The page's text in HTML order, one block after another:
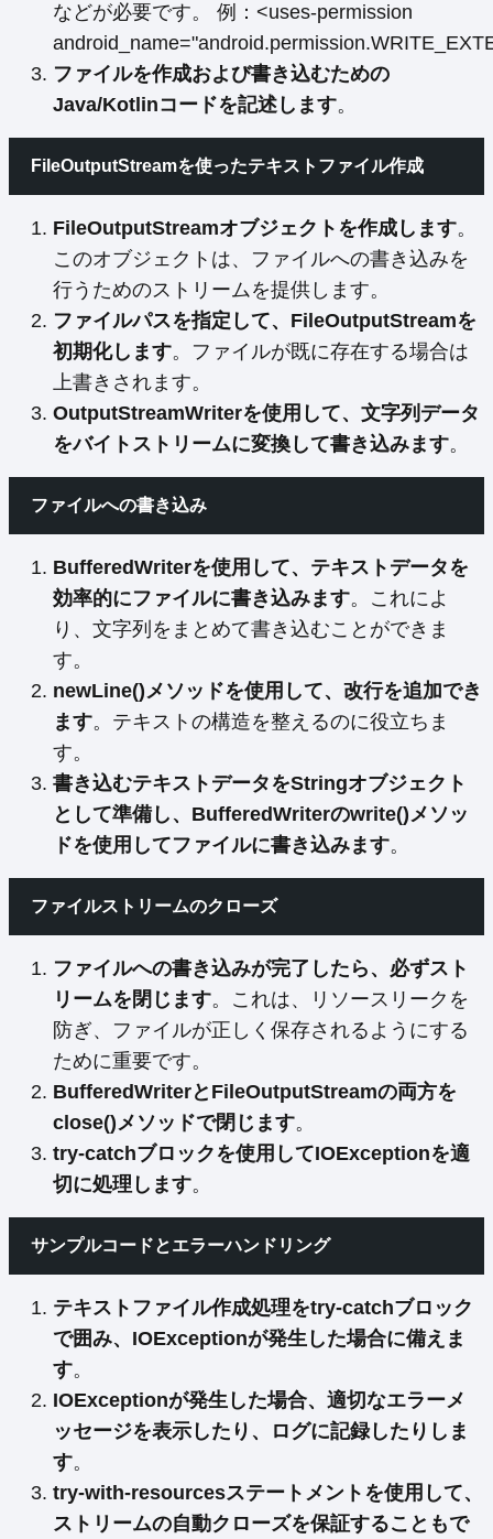
などが必要です。 例：<uses-permission
ファイルを作成および書き込むための
Java/Kotlinコードを記述します。
FileOutputStreamを使ったテキストファイル作成
FileOutputStreamオブジェクトを作成します。
このオブジェクトは、ファイルへの書き込みを
行うためのストリームを提供します。
ファイルパスを指定して、FileOutputStreamを
初期化します。ファイルが既に存在する場合は
上書きされます。
OutputStreamWriterを使用して、文字列データ
をバイトストリームに変換して書き込みます。
ファイルへの書き込み
BufferedWriterを使用して、テキストデータを
効率的にファイルに書き込みます。これによ
り、文字列をまとめて書き込むことができま
す。
newLine()メソッドを使用して、改行を追加でき
ます。テキストの構造を整えるのに役立ちま
す。
書き込むテキストデータをStringオブジェクト
として準備し、BufferedWriterのwrite()メソッ
ドを使用してファイルに書き込みます。
ファイルストリームのクローズ
ファイルへの書き込みが完了したら、必ずスト
リームを閉じます。これは、リソースリークを
防ぎ、ファイルが正しく保存されるようにする
ために重要です。
BufferedWriterとFileOutputStreamの両方を
close()メソッドで閉じます。
try-catchブロックを使用してIOExceptionを適
切に処理します。
サンプルコードとエラーハンドリング
テキストファイル作成処理をtry-catchブロック
で囲み、IOExceptionが発生した場合に備えま
す。
IOExceptionが発生した場合、適切なエラーメ
ッセージを表示したり、ログに記録したりしま
す。
try-with-resourcesステートメントを使用して、
ストリームの自動クローズを保証することもで